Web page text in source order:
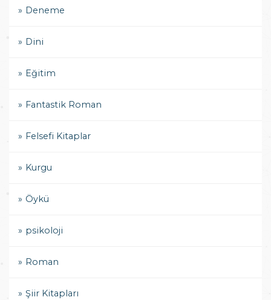
Deneme
Dini
Eğitim
Fantastik Roman
Felsefi Kitaplar
Kurgu
Öykü
psikoloji
Roman
Şiir Kitapları